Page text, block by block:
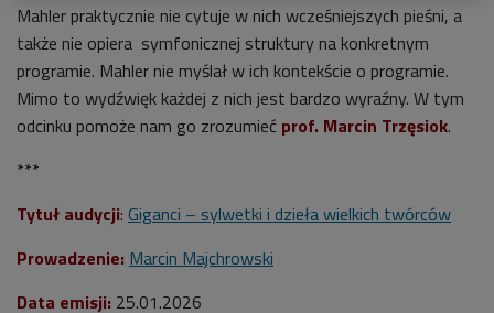
Mahler praktycznie nie cytuje w nich wcześniejszych pieśni, a
także nie opiera symfonicznej struktury na konkretnym
programie. Mahler nie myślał w ich kontekście o programie.
Mimo to wydźwięk każdej z nich jest bardzo wyraźny. W tym
odcinku pomoże nam go zrozumieć prof. Marcin Trzęsiok.
***
Tytuł audycji: Giganci – sylwetki i dzieła wielkich twórców
Prowadzenie: Marcin Majchrowski
Data emisji: 25.01.2026